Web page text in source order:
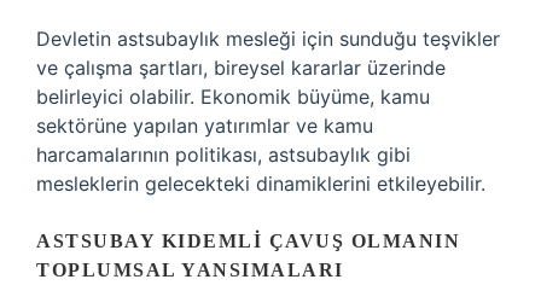
Devletin astsubaylık mesleği için sunduğu teşvikler
ve çalışma şartları, bireysel kararlar üzerinde
belirleyici olabilir. Ekonomik büyüme, kamu
sektörüne yapılan yatırımlar ve kamu
harcamalarının politikası, astsubaylık gibi
mesleklerin gelecekteki dinamiklerini etkileyebilir.
ASTSUBAY KIDEMLI ÇAVUŞ OLMANIN
TOPLUMSAL YANSIMALARI